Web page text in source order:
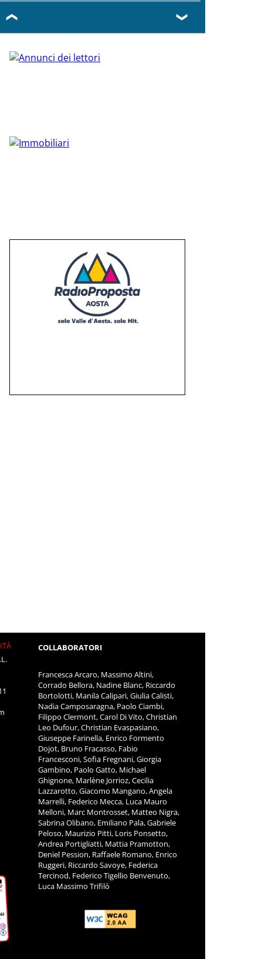
NEWS DALL'ITALIA E DAL MONDO
In collaborazione con Askanews
Vertice a casa Meloni con
COLLABORATORI
Francesca Arcaro, Massimo Altini,
Corrado Bellora, Nadine Blanc, Riccardo
Bortolotti, Manila Calipari, Giulia Calisti,
Nadia Camposaragna, Paolo Ciambi,
Filippo Clermont, Carol Di Vito, Christian
Leo Dufour, Christian Evaspasiano,
Giuseppe Farinella, Enrico Formento
Dojot, Bruno Fracasso, Fabio
Francesconi, Sofia Fregnani, Giorgia
Gambino, Paolo Gatto, Michael
Lazzarotto, Giacomo Mangano, Angela
Marrelli, Federico Mecca, Luca Mauro